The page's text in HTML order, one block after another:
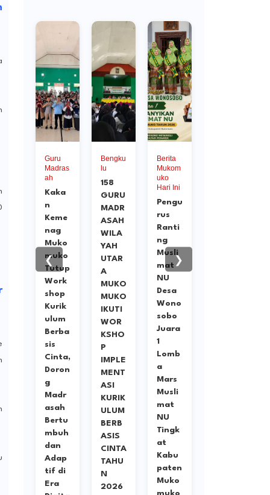
Guru
Madras
ah
Kaka
n
Keme
nag
Muko
muko
Tutup
Work
shop
Kurik
ulum
Berba
sis
Cinta,
Doron
g
Madr
asah
Bertu
mbuh
dan
Adap
tif di
Era
Bengku
lu
158
GURU
MADR
ASAH
WILA
YAH
UTAR
A
MUKO
MUKO
IKUTI
WOR
KSHO
P
IMPLE
MENT
ASI
KURIK
ULUM
BERB
ASIS
CINTA
TAHU
N
2026
Berita
Mukom
uko
Hari Ini
Pengu
rus
Ranti
ng
Musli
mat
NU
Desa
Wono
sobo
Juara
1
Lomb
a
Mars
Musli
mat
NU
Tingk
at
Kabu
paten
Muko
muko
❮ ❯